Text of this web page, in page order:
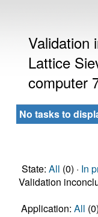
Validation
Lattice
computer
No tasks to
State: All (0) · In
Validation
Application: All